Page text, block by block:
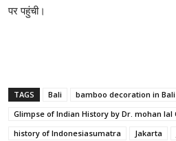
पर पहुंची।
TAGS Bali bamboo decoration in Bali
Glimpse of Indian History by Dr. mohan lal
history of Indonesiasumatra
Jakarta